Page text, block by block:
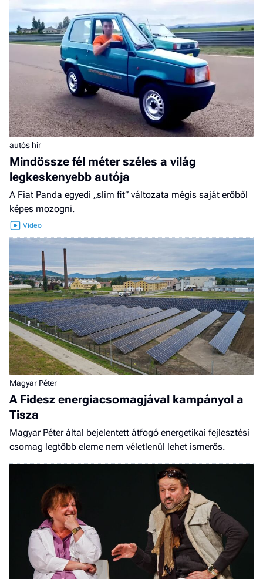
autós hír
Mindössze fél méter széles a világ
legkeskenyebb autója
A Fiat Panda egyedi „slim fit” változata mégis saját erőből
képes mozogni.
Magyar Péter
A Fidesz energiacsomagjával kampányol a
Tisza
Magyar Péter által bejelentett átfogó energetikai fejlesztési
csomag legtöbb eleme nem véletlenül lehet ismerős.